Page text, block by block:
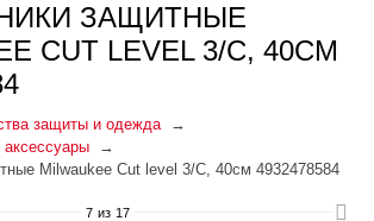
ЗАЩИТНЫЕ
CUT LEVEL 3/C, 40СМ
защиты и одежда
Milwaukee Cut level 3/C, 40см 4932478584
7 из 17